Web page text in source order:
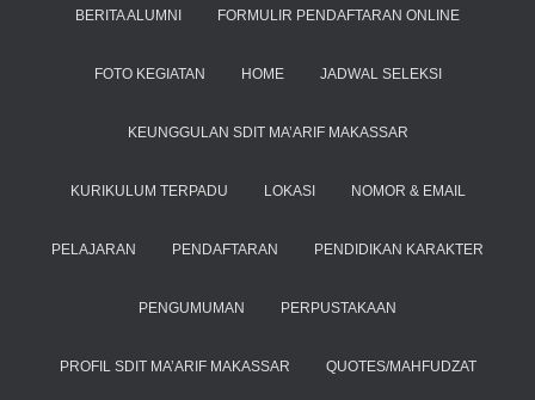
BERITA ALUMNI FORMULIR PENDAFTARAN ONLINE
FOTO KEGIATAN HOME JADWAL SELEKSI
KEUNGGULAN SDIT MA’ARIF MAKASSAR
KURIKULUM TERPADU LOKASI NOMOR & EMAIL
PELAJARAN PENDAFTARAN PENDIDIKAN KARAKTER
PENGUMUMAN PERPUSTAKAAN
PROFIL SDIT MA’ARIF MAKASSAR QUOTES/MAHFUDZAT